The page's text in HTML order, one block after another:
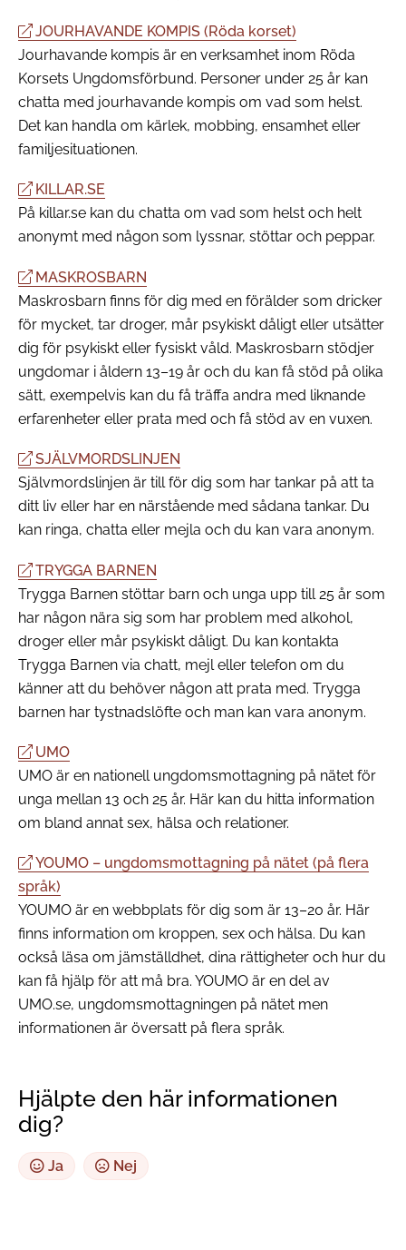
JOURHAVANDE KOMPIS (Röda korset)
Jourhavande kompis är en verksamhet inom Röda
Korsets Ungdomsförbund. Personer under 25 år kan
chatta med jourhavande kompis om vad som helst.
Det kan handla om kärlek, mobbing, ensamhet eller
familjesituationen.
KILLAR.SE
På killar.se kan du chatta om vad som helst och helt
anonymt med någon som lyssnar, stöttar och peppar.
MASKROSBARN
Maskrosbarn finns för dig med en förälder som dricker
för mycket, tar droger, mår psykiskt dåligt eller utsätter
dig för psykiskt eller fysiskt våld. Maskrosbarn stödjer
ungdomar i åldern 13–19 år och du kan få stöd på olika
sätt, exempelvis kan du få träffa andra med liknande
erfarenheter eller prata med och få stöd av en vuxen.
SJÄLVMORDSLINJEN
Självmordslinjen är till för dig som har tankar på att ta
ditt liv eller har en närstående med sådana tankar. Du
kan ringa, chatta eller mejla och du kan vara anonym.
TRYGGA BARNEN
Trygga Barnen stöttar barn och unga upp till 25 år som
har någon nära sig som har problem med alkohol,
droger eller mår psykiskt dåligt. Du kan kontakta
Trygga Barnen via chatt, mejl eller telefon om du
känner att du behöver någon att prata med. Trygga
barnen har tystnadslöfte och man kan vara anonym.
UMO
UMO är en nationell ungdomsmottagning på nätet för
unga mellan 13 och 25 år. Här kan du hitta information
om bland annat sex, hälsa och relationer.
YOUMO – ungdomsmottagning på nätet (på flera
språk)
YOUMO är en webbplats för dig som är 13–20 år. Här
finns information om kroppen, sex och hälsa. Du kan
också läsa om jämställdhet, dina rättigheter och hur du
kan få hjälp för att må bra. YOUMO är en del av
UMO.se, ungdomsmottagningen på nätet men
informationen är översatt på flera språk.
Hjälpte den här informationen
dig?
Ja Nej